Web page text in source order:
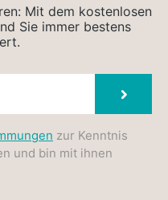
Mit dem kostenlosen
Sie immer bestens
zur Kenntnis
und bin mit ihnen